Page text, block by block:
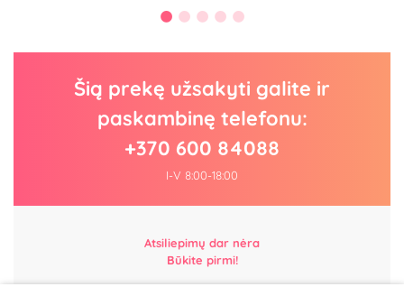
Šią prekę užsakyti galite ir
paskambinę telefonu:
+370 600 84088
I-V 8:00-18:00
Atsiliepimų dar nėra
Būkite pirmi!